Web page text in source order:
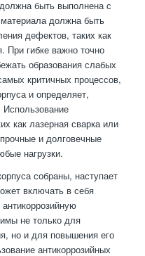
быть выполнена с
должна быть
дефектов, таких как
При гибке важно точно
образования слабых
критичных процессов,
и определяет,
как лазерная сварка или
и долговечные
нагрузки.
собраны, наступает
включать в себя
не только для
но и для повышения его
антикоррозийных